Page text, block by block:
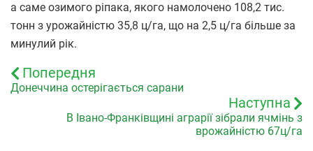
а саме озимого ріпака, якого намолочено 108,2 тис.
тонн з урожайністю 35,8 ц/га, що на 2,5 ц/га більше за
минулий рік.
Попередня
Донеччина остерігається сарани
Наступна
В Івано-Франківщині аграрії зібрали ячмінь з
врожайністю 67ц/га